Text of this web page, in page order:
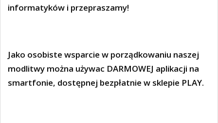
informatyków i przepraszamy!
Jako osobiste wsparcie w porządkowaniu naszej
modlitwy można używac DARMOWEJ aplikacji na
smartfonie, dostępnej bezpłatnie w sklepie PLAY.